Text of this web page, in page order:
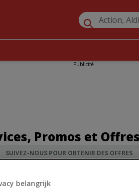
Publicité
Promos et Offres
SUIVEZ-NOUS POUR OBTENIR DES OFFRES
ING
belangrijk